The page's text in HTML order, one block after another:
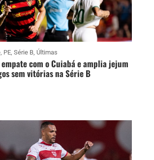
, PE, Série B, Últimas
com o Cuiabá e amplia jejum
sem vitórias na Série B